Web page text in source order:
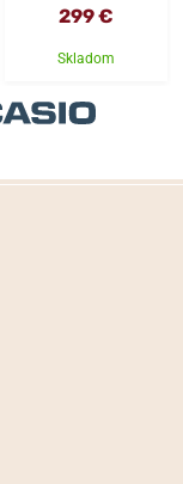
299 €
Skladom